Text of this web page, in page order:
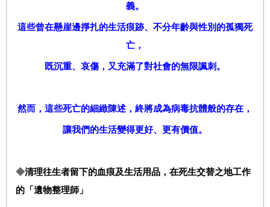
義。
這些曾在懸崖邊掙扎的生活痕跡、不分年齡與性別的孤獨死
亡，
既沉重、哀傷，又充滿了對社會的無限諷刺。
然而，這些死亡的細緻陳述，終將成為病毒抗體般的存在，
讓我們的生活變得更好、更有價值。
◆清理往生者留下的血痕及生活用品，在死生交替之地工作
的「遺物整理師」